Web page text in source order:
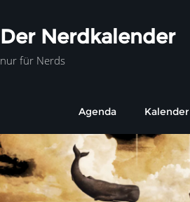
Der Nerdkalender
nur für Nerds
Agenda Kalender